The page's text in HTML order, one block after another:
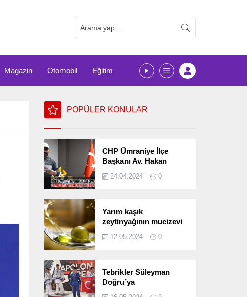
Magazin Otomobil Eğitim
POPÜLER KONULAR
CHP Ümraniye İlçe
Başkanı Av. Hakan
Seçimlerini
24.04.2024 0
Yarım kaşık
zeytinyağının mucizevi
12.05.2024 0
Tebrikler Süleyman
Doğru’ya